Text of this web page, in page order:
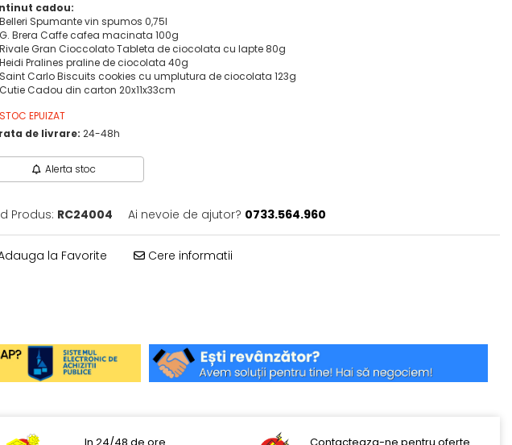
cadou:
Belleri Spumante vin spumos 0,75l
G. Brera Caffe cafea macinata 100g
Rivale Gran Cioccolato Tableta de ciocolata cu lapte 80g
Heidi Pralines praline de ciocolata 40g
Saint Carlo Biscuits cookies cu umplutura de ciocolata 123g
Cutie Cadou din carton 20x11x33cm
STOC EPUIZAT
de livrare: 24-48h
Alerta stoc
Produs: RC24004 Ai nevoie de ajutor? 0733.564.960
la Favorite Cere informatii